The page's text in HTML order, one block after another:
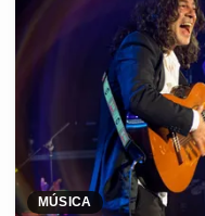
MÚSICA